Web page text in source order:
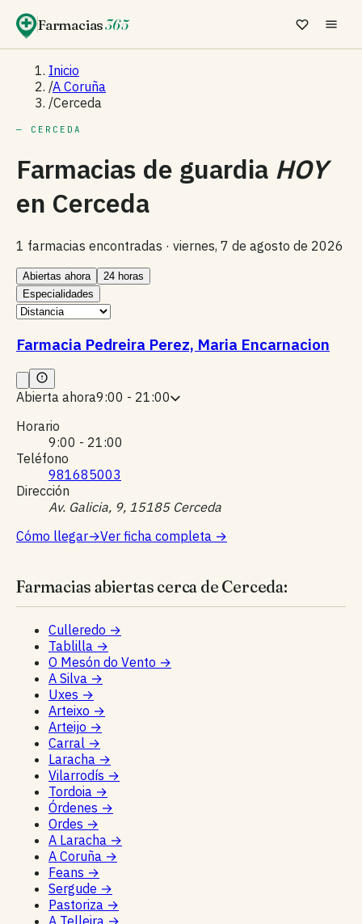
Farmacias365
Inicio
/A Coruña
/Cerceda
— CERCEDA
Farmacias de guardia HOY
en Cerceda
1 farmacias encontradas · viernes, 7 de agosto de 2026
Abiertas ahora
24 horas
Especialidades
Farmacia Pedreira Perez, Maria Encarnacion
Abierta ahora9:00 - 21:00
Horario
9:00 - 21:00
Teléfono
981685003
Dirección
Av. Galicia, 9, 15185 Cerceda
Cómo llegar→Ver ficha completa →
Farmacias abiertas cerca de Cerceda:
Culleredo →
Tablilla →
O Mesón do Vento →
A Silva →
Uxes →
Arteixo →
Arteijo →
Carral →
Laracha →
Vilarrodís →
Tordoia →
Órdenes →
Ordes →
A Laracha →
A Coruña →
Feans →
Sergude →
Pastoriza →